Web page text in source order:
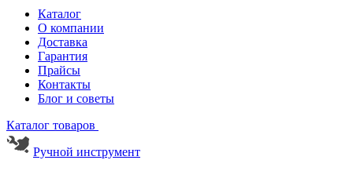
Каталог
О компании
Доставка
Гарантия
Прайсы
Контакты
Блог и советы
Каталог товаров
Ручной инструмент